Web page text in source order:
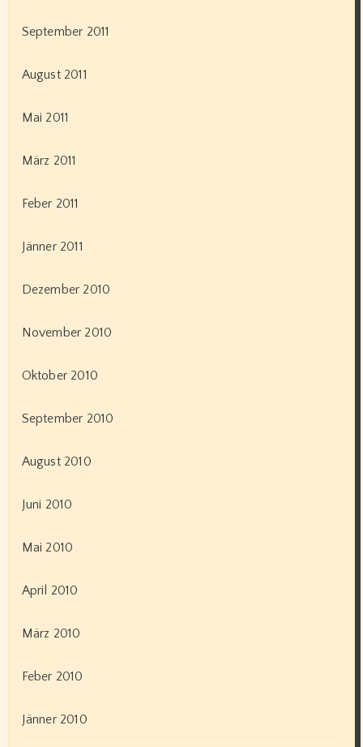
September 2011
August 2011
Mai 2011
März 2011
Feber 2011
Jänner 2011
Dezember 2010
November 2010
Oktober 2010
September 2010
August 2010
Juni 2010
Mai 2010
April 2010
März 2010
Feber 2010
Jänner 2010